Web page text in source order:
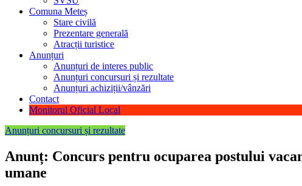
Comuna Meteș
Stare civilă
Prezentare generală
Atracții turistice
Anunțuri
Anunțuri de interes public
Anunțuri concursuri și rezultate
Anunțuri achiziții/vânzări
Contact
Monitorul Oficial Local
Anunțuri concursuri și rezultate
Anunț: Concurs pentru ocuparea postului
umane